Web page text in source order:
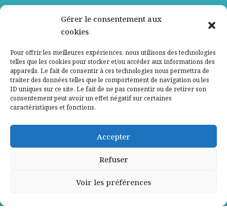
Gérer le consentement aux
cookies
Pour offrir les meilleures expériences, nous utilisons des technologies
telles que les cookies pour stocker et/ou accéder aux informations des
appareils. Le fait de consentir à ces technologies nous permettra de
traiter des données telles que le comportement de navigation ou les
ID uniques sur ce site. Le fait de ne pas consentir ou de retirer son
consentement peut avoir un effet négatif sur certaines
caractéristiques et fonctions.
Accepter
Refuser
Voir les préférences
Nos partenaires
Contactez-nous
Mentions légales